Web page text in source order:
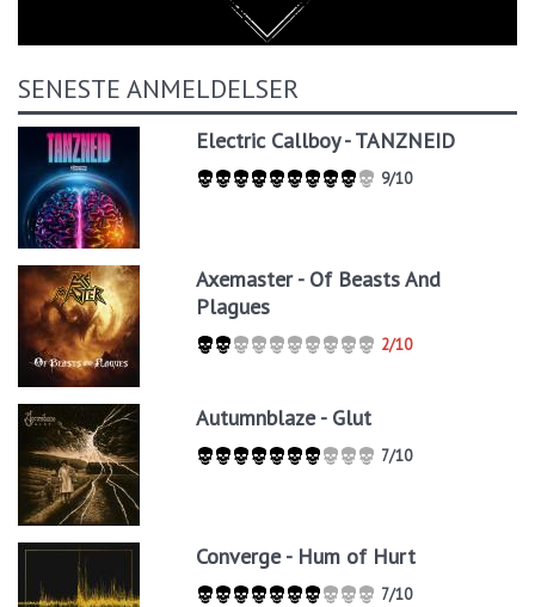
SENESTE ANMELDELSER
Electric Callboy - TANZNEID
9/10
Axemaster - Of Beasts And
Plagues
2/10
Autumnblaze - Glut
7/10
Converge - Hum of Hurt
7/10